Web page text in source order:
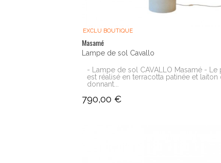
EXCLU BOUTIQUE
Masamé
Lampe de sol Cavallo
- Lampe de sol CAVALLO Masamé - Le
est réalisé en terracotta patinée et laiton
donnant...
790,00 €